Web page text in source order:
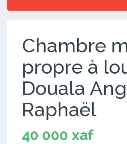
Chambre
propre à
Douala
Raphaël
40 000 xaf